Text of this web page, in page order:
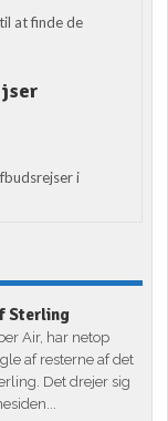
at finde de
i
Sterling
Air, har netop
af resterne af det
Det drejer sig